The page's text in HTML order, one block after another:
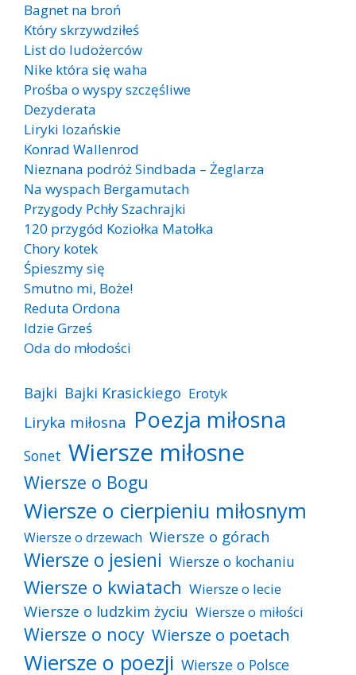
Bagnet na broń
Który skrzywdziłeś
List do ludożerców
Nike która się waha
Prośba o wyspy szczęśliwe
Dezyderata
Liryki lozańskie
Konrad Wallenrod
Nieznana podróż Sindbada – Żeglarza
Na wyspach Bergamutach
Przygody Pchły Szachrajki
120 przygód Koziołka Matołka
Chory kotek
Śpieszmy się
Smutno mi, Boże!
Reduta Ordona
Idzie Grześ
Oda do młodości
Bajki Bajki Krasickiego Erotyk
Liryka miłosna Poezja miłosna
Sonet Wiersze miłosne
Wiersze o Bogu
Wiersze o cierpieniu miłosnym
Wiersze o drzewach Wiersze o górach
Wiersze o jesieni Wiersze o kochaniu
Wiersze o kwiatach Wiersze o lecie
Wiersze o ludzkim życiu Wiersze o miłości
Wiersze o nocy Wiersze o poetach
Wiersze o poezji Wiersze o Polsce